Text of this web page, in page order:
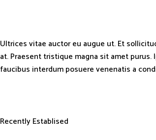
Ultrices vitae auctor eu augue ut. Et
at. Praesent tristique magna sit amet
faucibus interdum posuere venenatis a
Recently Establised